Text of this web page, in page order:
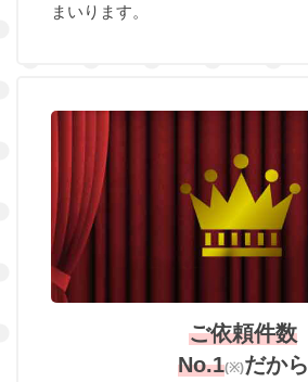
まいります。
ご依頼件数
No.1(※)だから